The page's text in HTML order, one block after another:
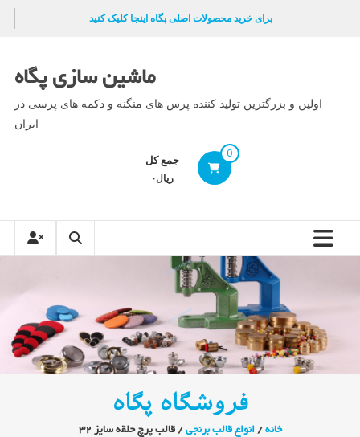
برای خرید محصولات اصلی پگاه اینجا کلیک کنید
ماشین سازی پگاه
اولین و بزرگترین تولید کننده پرس های منگنه و دکمه های پرسی در
ایران
0 جمع کل
ریال۰
فروشگاه پگاه
خانه /انواع قالب برنجی / قالب پرچ حلقه سایز ۳۲